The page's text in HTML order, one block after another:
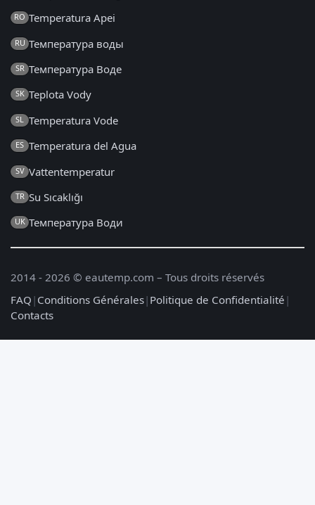
RO Temperatura Apei
RU Температура воды
SR Температура Воде
SK Teplota Vody
SL Temperatura Vode
ES Temperatura del Agua
SV Vattentemperatur
TR Su Sıcaklığı
UK Температура Води
2014 - 2026 © eautemp.com – Tous droits réservés
FAQ | Conditions Générales| Politique de Confidentialité |
Contacts